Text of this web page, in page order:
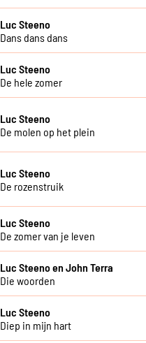
Luc Steeno
Dans dans dans
Luc Steeno
De hele zomer
Luc Steeno
De molen op het plein
Luc Steeno
De rozenstruik
Luc Steeno
De zomer van je leven
Luc Steeno en John Terra
Die woorden
Luc Steeno
Diep in mijn hart